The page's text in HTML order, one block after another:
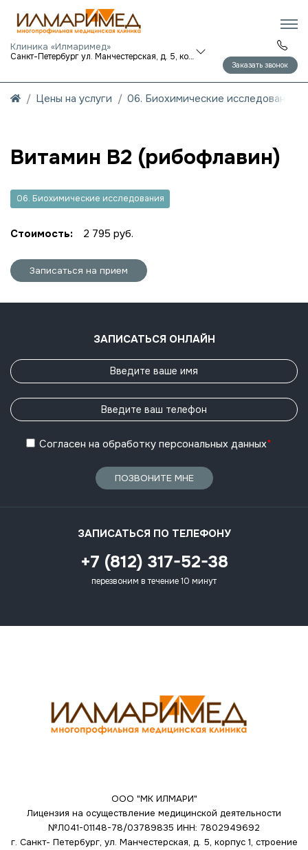
Клиника «Илмаримед»
Санкт-Петербург ул. Манчестерская, д. 5, корп. 1
Заказать звонок
Цены на услуги 06. Биохимические исследования
Витамин B2 (рибофлавин)
06. Биохимические исследования
Стоимость: 2 795 руб.
Записаться на прием
ЗАПИСАТЬСЯ ОНЛАЙН
Согласен на обработку персональных данных*
ПОЗВОНИТЕ МНЕ
ЗАПИСАТЬСЯ ПО ТЕЛЕФОНУ
+7 (812) 317-52-38
перезвоним в течение 10 минут
ООО "МК ИЛМАРИ"
Лицензия на осуществление медицинской деятельности
№Л041-01148-78/03789835 ИНН: 7802949692
г. Санкт- Петербург, ул. Манчестерская, д. 5, корпус 1, строение